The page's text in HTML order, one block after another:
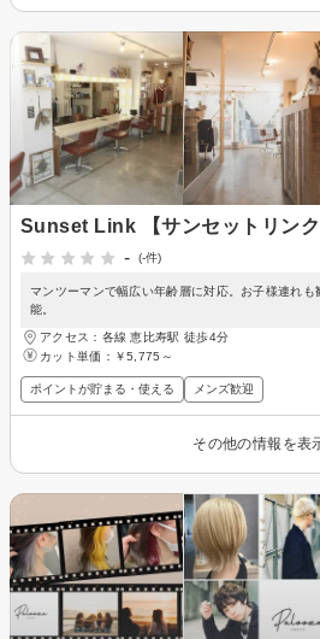
Sunset Link 【サンセットリンク
-
(-件)
マンツーマンで幅広い年齢層に対応。お子様連れも
能。
アクセス：各線 恵比寿駅 徒歩4分
カット単価： ￥5,775～
ポイントが貯まる・使える メンズ歓迎
その他の情報を表